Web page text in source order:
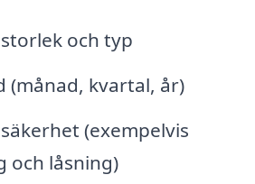
och typ
(månad, kvartal, år)
(exempelvis
och låsning)